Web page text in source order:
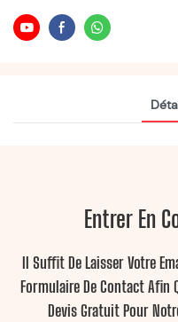
Entrer En
Il Suffit De Laisser Votre
Formulaire De Contact Afin
Devis Gratuit Pour